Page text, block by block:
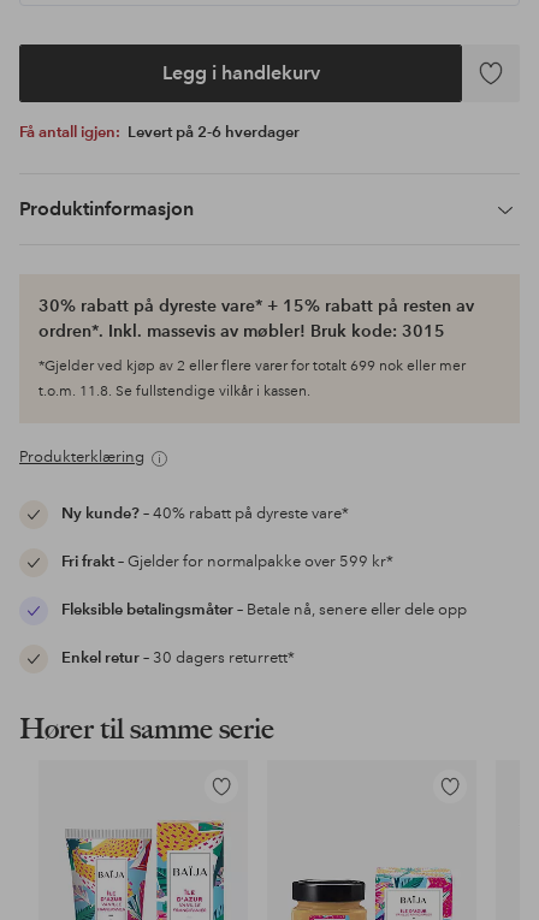
Legg i handlekurv
Legg
Få antall igjen: Levert på 2-6 hverdager
Produktinformasjon
30% rabatt på dyreste vare* + 15% rabatt på resten av
ordren*. Inkl. massevis av møbler! Bruk kode: 3015
*Gjelder ved kjøp av 2 eller flere varer for totalt 699 nok eller mer
t.o.m. 11.8. Se fullstendige vilkår i kassen.
Produkterklæring
Ny kunde?– 40% rabatt på dyreste vare*
Fri frakt– Gjelder for normalpakke over 599 kr*
Fleksible betalingsmåter– Betale nå, senere eller dele opp
Enkel retur– 30 dagers returrett*
Hører til samme serie
Legg
til
favoritter
Legg